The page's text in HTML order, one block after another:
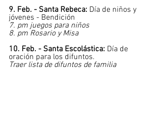
9. Feb. - Santa Rebeca: Día de niños y
jóvenes - Bendición
7. pm juegos para niños
8. pm Rosario y Misa
10. Feb. - Santa Escolástica: Día de
oración para los difuntos.
Traer lista de difuntos de familia